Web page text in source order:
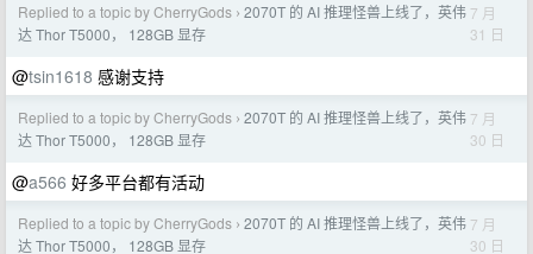
Replied to a topic by CherryGods › 2070T 的 AI 推理怪兽上线了，英伟
达 Thor T5000， 128GB 显存
7 月
31 日
@tsin1618 感谢支持
Replied to a topic by CherryGods › 2070T 的 AI 推理怪兽上线了，英伟
达 Thor T5000， 128GB 显存
7 月
30 日
@a566 好多平台都有活动
Replied to a topic by CherryGods › 2070T 的 AI 推理怪兽上线了，英伟
达 Thor T5000， 128GB 显存
7 月
30 日